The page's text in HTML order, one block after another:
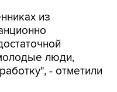
из
люди,
- отметили